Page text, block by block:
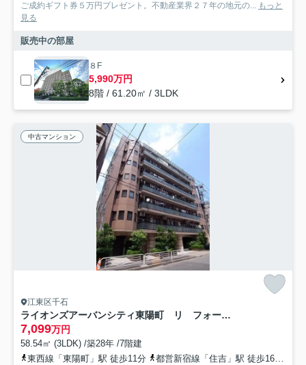
ご成約ギフト券５万円プレゼント。不動産業界２７年の地元の... もっと
見る
販売中の部屋
８F
5,990万円
8階 / 61.20㎡ / 3LDK
中古マンション
江東区千石
ライオンズアーバンシティ東陽町 リ フォーム済
7,099万円
58.54㎡ (3LDK) /築28年 /7階建
東西線「東陽町」駅 徒歩11分
都営新宿線「住吉」駅 徒歩16分